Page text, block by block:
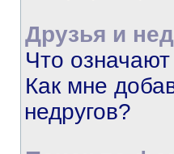
Друзья и
Что
Как мне
недругов?